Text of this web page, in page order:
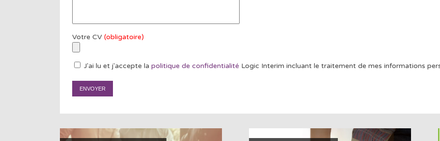
Votre CV (obligatoire)
J'ai lu et j'accepte la politique de confidentialité Logic Interim incluant le traitement de mes informations